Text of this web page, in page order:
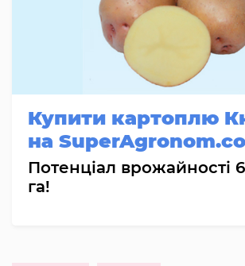
Купити картоплю
на
Потенціал врожайності
га!